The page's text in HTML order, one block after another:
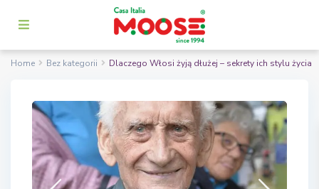
Home Bez kategorii Dlaczego Włosi żyją dłużej – sekrety ich stylu życia